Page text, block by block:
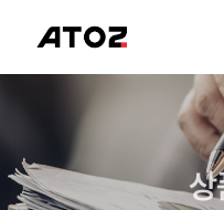
COMPANY
AI MARKETING상